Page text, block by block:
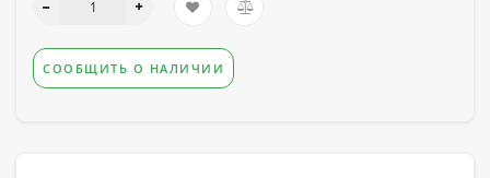
СООБЩИТЬ О НАЛИЧИИ